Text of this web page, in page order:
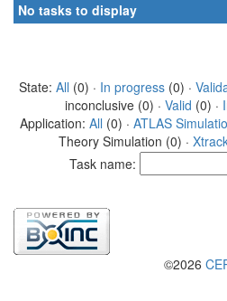
No tasks to display
State: All (0) · In progress(0) ·
inconclusive (0) · Valid (0) ·
Application: All (0) · ATLAS
Theory Simulation (0) ·
Task name:
©2026